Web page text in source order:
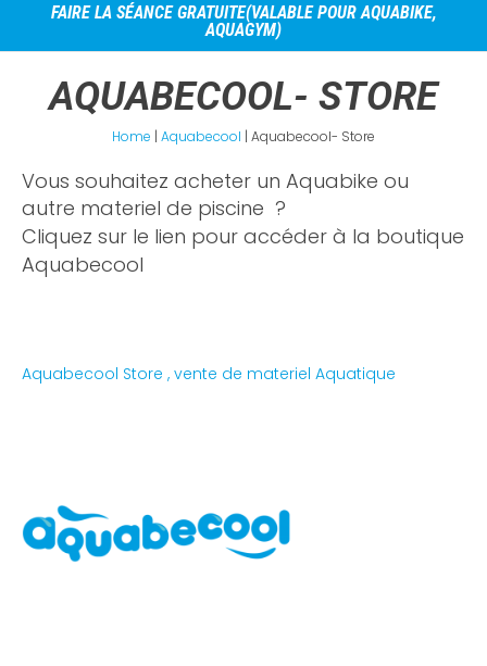
FAIRE LA SÉANCE GRATUITE(VALABLE POUR AQUABIKE,
AQUAGYM)
AQUABECOOL- STORE
Home | Aquabecool | Aquabecool- Store
Vous souhaitez acheter un Aquabike ou
autre materiel de piscine ?
Cliquez sur le lien pour accéder à la boutique
Aquabecool
Aquabecool Store , vente de materiel Aquatique